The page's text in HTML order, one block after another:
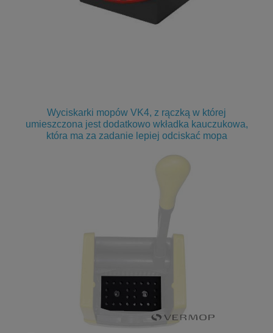
Wyciskarki mopów VK4, z rączką w której
umieszczona jest dodatkowo wkładka kauczukowa,
która ma za zadanie lepiej odciskać mopa